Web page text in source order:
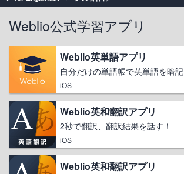
Weblio公式学習アプリ
Weblio英単語アプリ
自分だけの単語帳で英単語を暗記
iOS
Weblio英和翻訳アプリ
2秒で翻訳、翻訳結果を話す！
iOS
Weblio英和翻訳アプリ